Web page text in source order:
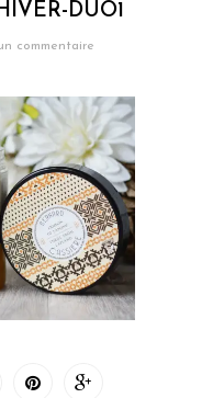
DUO1
commentaire